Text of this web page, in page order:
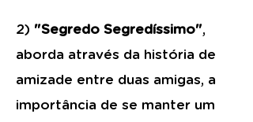
2) "Segredo Segredíssimo",
aborda através da história de
amizade entre duas amigas, a
importância de se manter um